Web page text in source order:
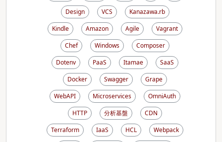
Design
VCS
Kanazawa.rb
Kindle
Amazon Agile
Vagrant
Chef
Windows
Composer
Dotenv
PaaS Itamae
SaaS
Docker
Swagger
Grape
WebAPI
Microservices
OmniAuth
HTTP
分析基盤
CDN
Terraform
IaaS HCL
Webpack